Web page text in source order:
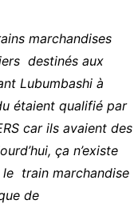
marchandises
destinés aux
Lubumbashi à
étaient qualifié par
car ils avaient des
ça n’existe
train marchandise
de